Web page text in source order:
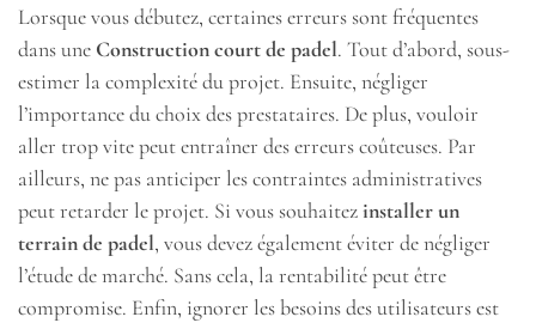
Lorsque vous débutez, certaines erreurs sont fréquentes
dans une Construction court de padel. Tout d’abord, sous-
estimer la complexité du projet. Ensuite, négliger
l’importance du choix des prestataires. De plus, vouloir
aller trop vite peut entraîner des erreurs coûteuses. Par
ailleurs, ne pas anticiper les contraintes administratives
peut retarder le projet. Si vous souhaitezinstaller un
terrain de padel, vous devez également éviter de négliger
l’étude de marché. Sans cela, la rentabilité peut être
compromise. Enfin, ignorer les besoins des utilisateurs est